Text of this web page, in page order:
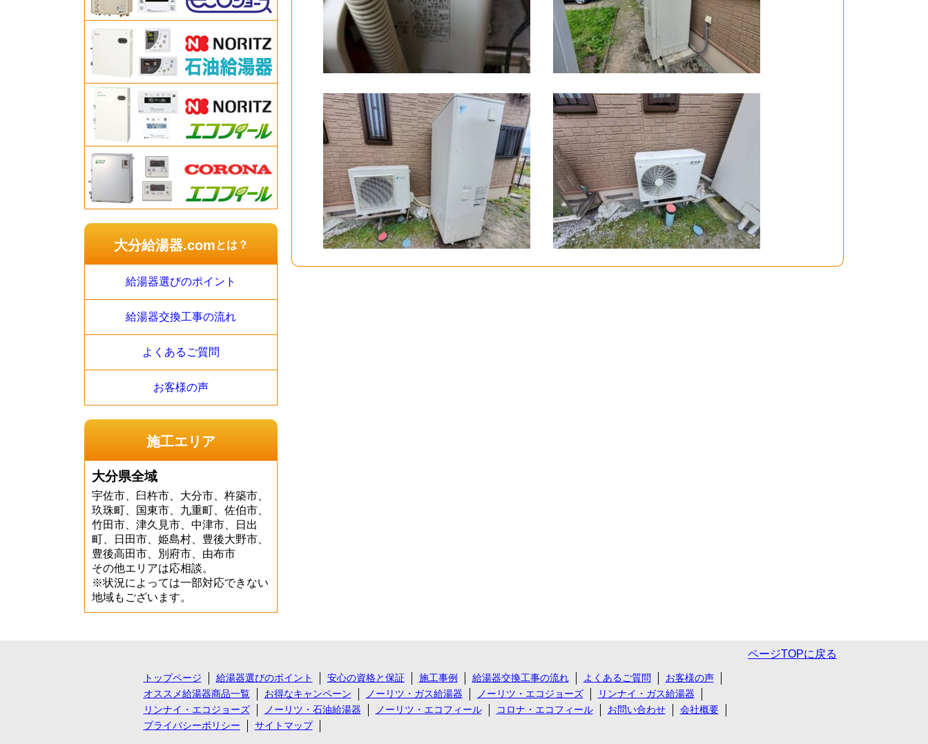
大分給湯器.comとは？
給湯器選びのポイント
給湯器交換工事の流れ
よくあるご質問
お客様の声
施工エリア
大分県全域
宇佐市、臼杵市、大分市、杵築市、
玖珠町、国東市、九重町、佐伯市、
竹田市、津久見市、中津市、日出
町、日田市、姫島村、豊後大野市、
豊後高田市、別府市、由布市
その他エリアは応相談。
※状況によっては一部対応できない
地域もございます。
ページTOPに戻る
トップページ 給湯器選びのポイント 安心の資格と保証 施工事例 給湯器交換工事の流れ よくあるご質問
お客様の声
オススメ給湯器商品一覧
お得なキャンペーン ノーリツ・ガス給湯器 ノーリツ・エコジョーズ
リンナイ・ガス給湯器
リンナイ・エコジョーズ
ノーリツ・石油給湯器 ノーリツ・エコフィール コロナ・エコフィール お問い合わせ
会社概要
プライバシーポリシー
サイトマップ